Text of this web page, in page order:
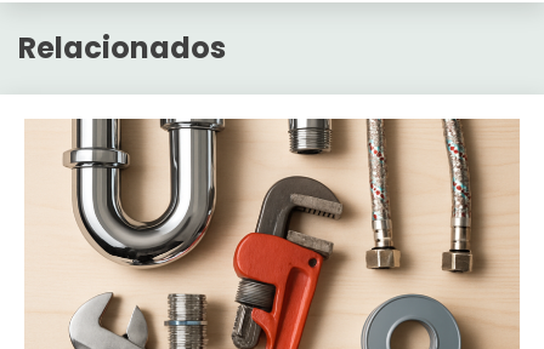
Relacionados